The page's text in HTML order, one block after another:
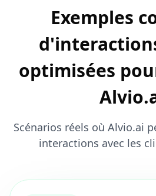
Exemples
optimisées
Scénarios réels où Alvio.ai
interactions avec les